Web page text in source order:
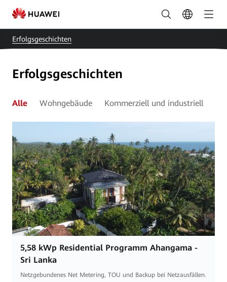
Anwendungsprojekte
für
Smart
Solar
FusionSolar
Schweiz
Erfolgsgeschichten
Erfolgsgeschichten
Alle Wohngebäude Kommerziell und industriell
5,58 kWp Residential Programm Ahangama -
Sri Lanka
Netzgebundenes Net Metering, TOU und Backup bei Netzausfällen.